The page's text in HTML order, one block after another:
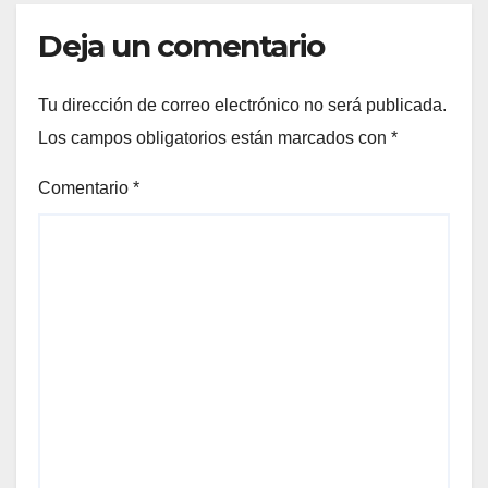
Deja un comentario
Tu dirección de correo electrónico no será publicada.
Los campos obligatorios están marcados con *
Comentario *